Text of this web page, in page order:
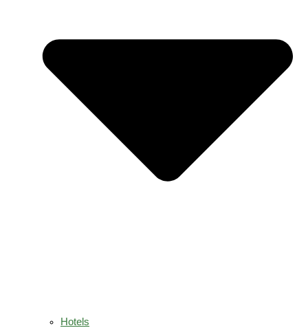
Hotels